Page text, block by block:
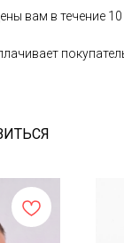
вам в течение